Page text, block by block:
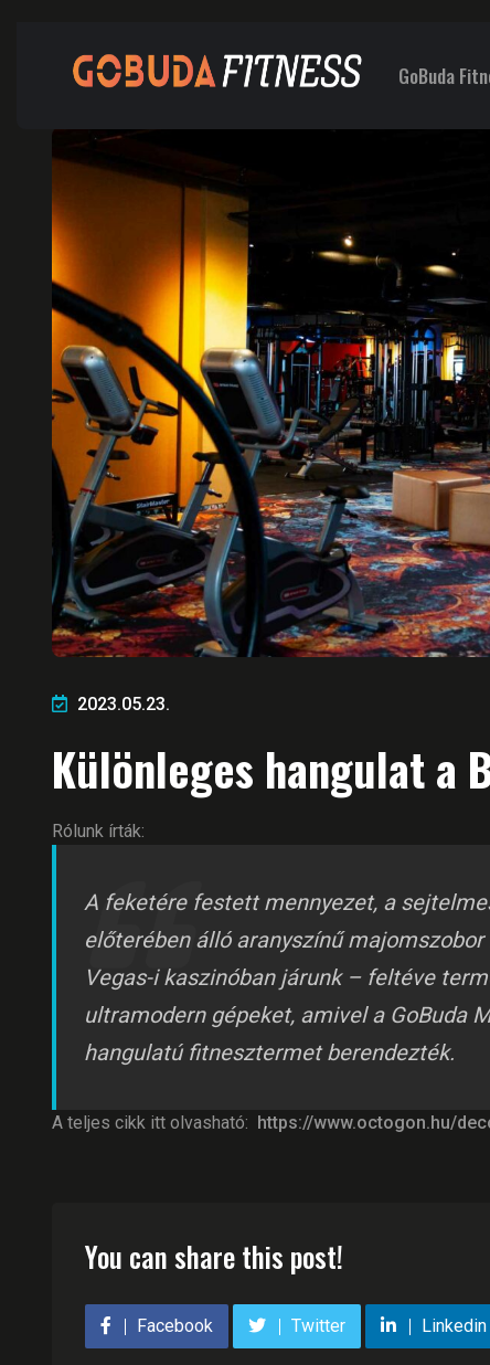
GoBuda
2023.05.23.
Különleges hangulat a
Rólunk írták:
A feketére festett mennyezet, a
előterében álló aranyszínű
Vegas-i kaszinóban járunk – feltéve
ultramodern gépeket, amivel a GoBuda
hangulatú fitnesztermet berendezték.
A teljes cikk itt olvasható: https://www.octogon.hu/
You can share this post!
Facebook Twitter Linkedin